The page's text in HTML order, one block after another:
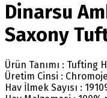
Dinarsu
Saxony
Ürün Tanımı : Tufting
Üretim Cinsi :
Hav İlmek Sayısı :